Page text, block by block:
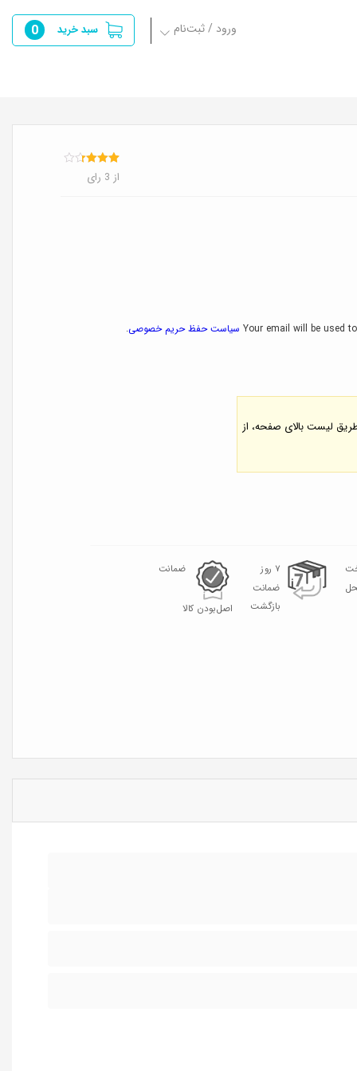
سبد خرید 0 ورود / ثبت‌نام
امتیازدهی
3.33 از
3
از 3 رای
Your email will be used سیاست حفظ حریم خصوصی.
لیست بالای صفحه، از
۷ روز
ضمانت
بازگشت
ضمانت
اصل‌بودن کالا